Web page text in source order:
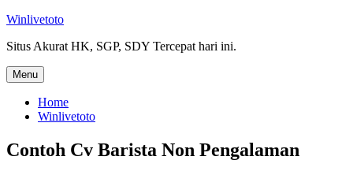
Skip
content
Winlivetoto
Situs Akurat HK, SGP, SDY Tercepat hari ini.
Menu
Home
Winlivetoto
Contoh Cv Barista Non Pengalaman